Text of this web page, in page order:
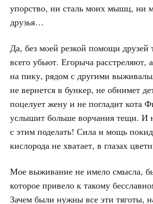
упорство, ни сталь моих мышц, ни
друзья…
Да, без моей резкой помощи друзей
всего убьют. Егорыча расстреляют,
на пику, рядом с другими
не вернется в бункер, не обнимет
поцелует жену и не погладит кота
услышит больше ворчания тещи. И
с этим поделать! Сила и мощь
кислорода не хватает, в глазах
Мое выживание не имело смысла,
которое привело к такому
Зачем были нужны все эти тяготы,